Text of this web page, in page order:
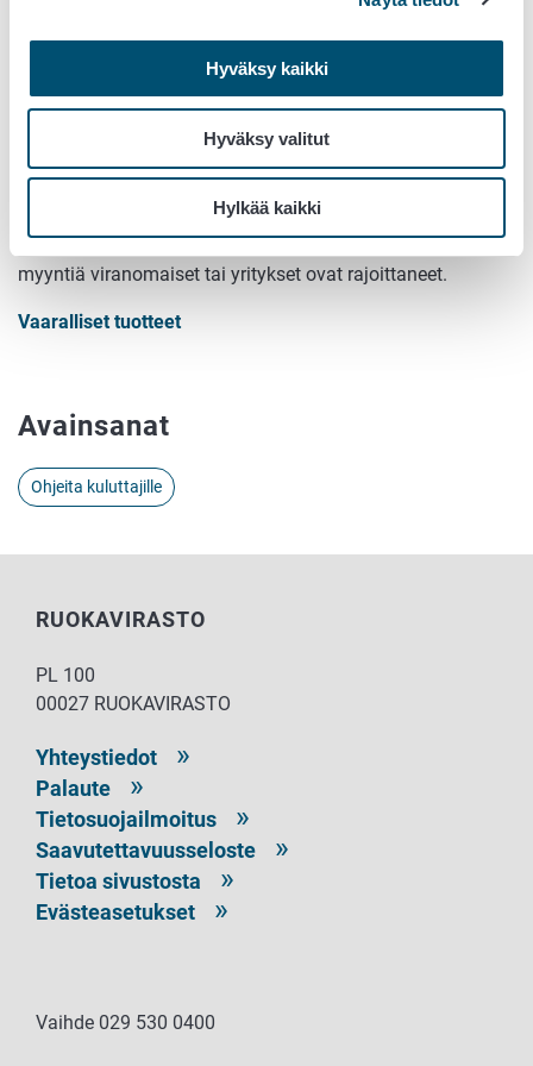
Hyväksy kaikki
Hyväksy valitut
Hylkää kaikki
Tilaa takaisinvedot sähköpostiisi
Tilaa Ruokaviraston tiedotteita ja takaisinvetoja.
Löydä vaarallinen tai vaatimusten
vastainen tuote
Tukesin ylläpitämälle sivustolle on koottu tuotteita, joiden
myyntiä viranomaiset tai yritykset ovat rajoittaneet.
Vaaralliset tuotteet
Avainsanat
Ohjeita kuluttajille
RUOKAVIRASTO
PL 100
00027 RUOKAVIRASTO
Yhteystiedot
Palaute
Tietosuojailmoitus
Saavutettavuusseloste
Tietoa sivustosta
Evästeasetukset
Vaihde 029 530 0400